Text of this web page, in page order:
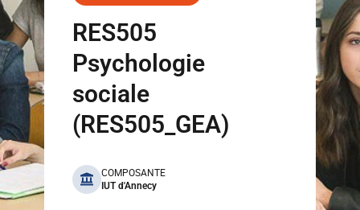
RES505
Psychologie
sociale
(RES505_GEA)
benefits
COMPOSANTE
IUT d'Annecy